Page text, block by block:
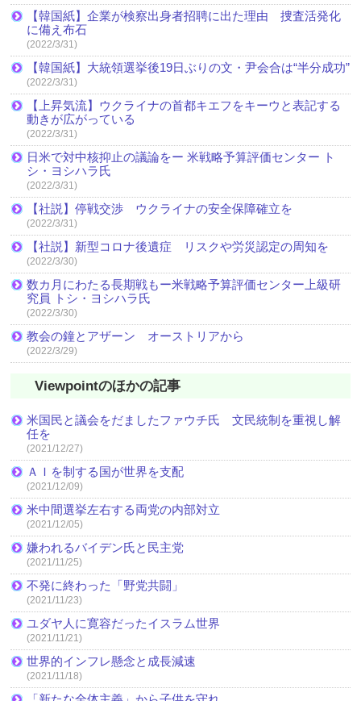
【韓国紙】企業が検察出身者招聘に出た理由 捜査活発化
に備え布石
(2022/3/31)
【韓国紙】大統領選挙後19日ぶりの文・尹会合は“半分成功”
(2022/3/31)
【上昇気流】ウクライナの首都キエフをキーウと表記する
動きが広がっている
(2022/3/31)
日米で対中核抑止の議論をー 米戦略予算評価センター ト
シ・ヨシハラ氏
(2022/3/31)
【社説】停戦交渉 ウクライナの安全保障確立を
(2022/3/31)
【社説】新型コロナ後遺症 リスクや労災認定の周知を
(2022/3/30)
数カ月にわたる長期戦もー米戦略予算評価センター上級研
究員 トシ・ヨシハラ氏
(2022/3/30)
教会の鐘とアザーン オーストリアから
(2022/3/29)
Viewpointのほかの記事
米国民と議会をだましたファウチ氏 文民統制を重視し解
任を
(2021/12/27)
ＡＩを制する国が世界を支配
(2021/12/09)
米中間選挙左右する両党の内部対立
(2021/12/05)
嫌われるバイデン氏と民主党
(2021/11/25)
不発に終わった「野党共闘」
(2021/11/23)
ユダヤ人に寛容だったイスラム世界
(2021/11/21)
世界的インフレ懸念と成長減速
(2021/11/18)